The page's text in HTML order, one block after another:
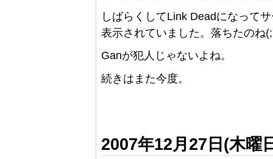
しばらくしてLink Deadになって
表示されていました。落ちたのね
Ganが犯人じゃないよね。
続きはまた今度。
2007年12月27日(木曜